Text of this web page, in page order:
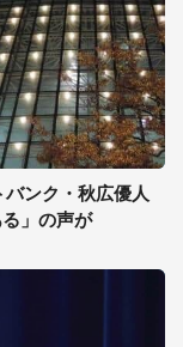
ンク・秋広優人
」の声が